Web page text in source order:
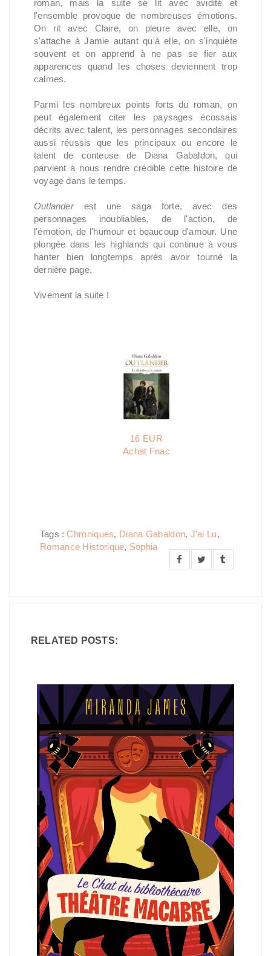
roman, mais la suite se lit avec avidité et
l'ensemble provoque de nombreuses émotions.
On rit avec Claire, on pleure avec elle, on
s'attache à Jamie autant qu'à elle, on s'inquiète
souvent et on apprend à ne pas se fier aux
apparences quand les choses deviennent trop
calmes.
Parmi les nombreux points forts du roman, on
peut également citer les paysages écossais
décrits avec talent, les personnages secondaires
aussi réussis que les principaux ou encore le
talent de conteuse de Diana Gabaldon, qui
parvient à nous rendre crédible cette histoire de
voyage dans le temps.
Outlanderest une saga forte, avec des
personnages inoubliables, de l'action, de
l'émotion, de l'humour et beaucoup d'amour. Une
plongée dans les highlands qui continue à vous
hanter bien longtemps après avoir tourné la
dernière page.
Vivement la suite !
16 EUR
Achat Fnac
Tags :Chroniques, Diana Gabaldon, J'ai Lu,
Romance Historique, Sophia
RELATED POSTS: